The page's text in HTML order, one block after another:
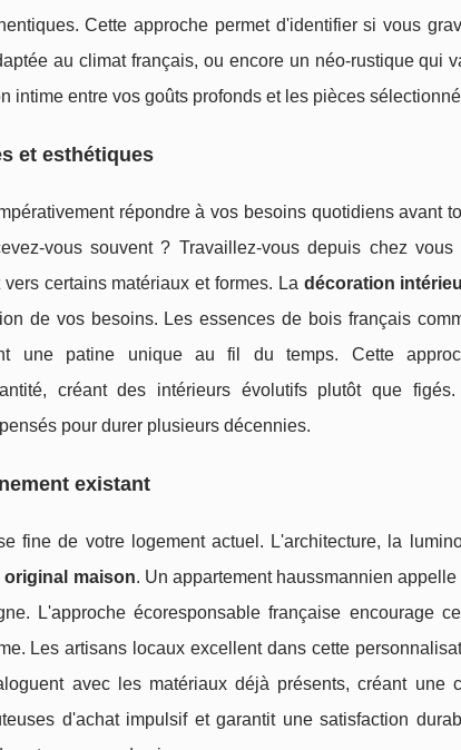
Cette approche permet d'identifier si vous
au climat français, ou encore un néo-rustique qui
intime entre vos goûts profonds et les pièces
et esthétiques
répondre à vos besoins quotidiens avant
vous souvent ? Travaillez-vous depuis chez
certains matériaux et formes. La décoration
de vos besoins. Les essences de bois français
une patine unique au fil du temps. Cette
créant des intérieurs évolutifs plutôt que
pour durer plusieurs décennies.
existant
fine de votre logement actuel. L'architecture, la
maison. Un appartement haussmannien
L'approche écoresponsable française encourage
Les artisans locaux excellent dans cette
avec les matériaux déjà présents, créant une
d'achat impulsif et garantit une satisfaction